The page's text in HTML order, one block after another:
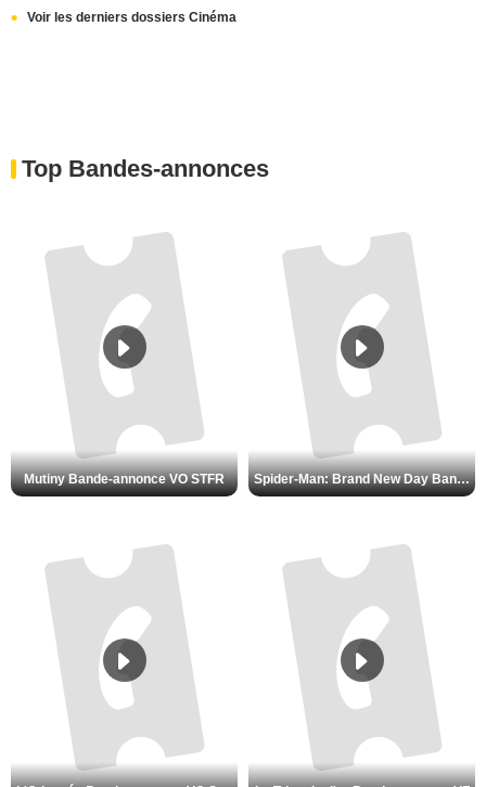
Voir les derniers dossiers Cinéma
Top Bandes-annonces
Mutiny Bande-annonce VO STFR Spider-Man: Brand New Day Bande-annonce VO STFR